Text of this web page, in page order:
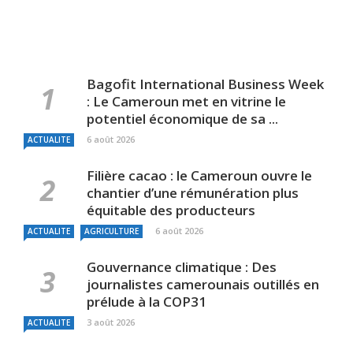
Bagofit International Business Week
: Le Cameroun met en vitrine le
potentiel économique de sa ...
ACTUALITE 6 août 2026
Filière cacao : le Cameroun ouvre le
chantier d’une rémunération plus
équitable des producteurs
ACTUALITE AGRICULTURE 6 août 2026
Gouvernance climatique : Des
journalistes camerounais outillés en
prélude à la COP31
ACTUALITE 3 août 2026